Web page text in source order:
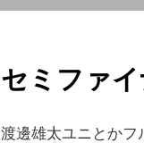
セミファ
渡邊雄太ユニとかフ